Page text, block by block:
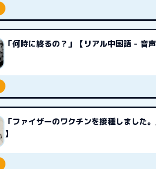
「何時に終るの？」【リアル中国語 - 音声
「ファイザーのワクチンを接種しました
】